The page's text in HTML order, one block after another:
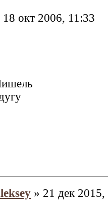
18 окт 2006, 11:33
» 21 дек